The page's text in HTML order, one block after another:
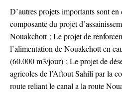
D’autres projets importants sont
composante du projet
Nouakchott ; Le projet de
l’alimentation de Nouakchott en
(60.000 m3/jour) ; Le projet de
agricoles de l’Aftout Sahili par la
route reliant le canal a la route